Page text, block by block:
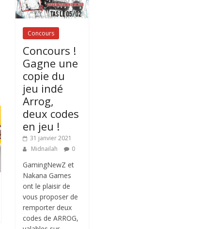
Concours
Concours !
Gagne une
copie du
jeu indé
Arrog,
deux codes
en jeu !
31 janvier 2021
Midnailah
0
GamingNewZ et
Nakana Games
ont le plaisir de
vous proposer de
remporter deux
codes de ARROG,